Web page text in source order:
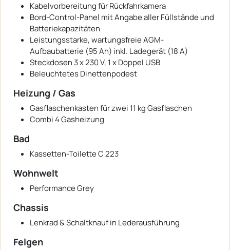
Kabelvorbereitung für Rückfahrkamera
Bord-Control-Panel mit Angabe aller Füllstände und
Batteriekapazitäten
Leistungsstarke, wartungsfreie AGM-
Aufbaubatterie (95 Ah) inkl. Ladegerät (18 A)
Steckdosen 3 x 230 V, 1 x Doppel USB
Beleuchtetes Dinettenpodest
Heizung / Gas
Gasflaschenkasten für zwei 11 kg Gasflaschen
Combi 4 Gasheizung
Bad
Kassetten-Toilette C 223
Wohnwelt
Performance Grey
Chassis
Lenkrad & Schaltknauf in Lederausführung
Felgen